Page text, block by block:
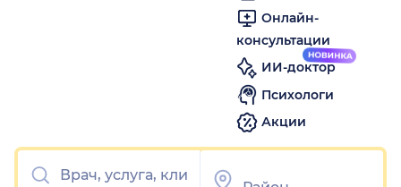
Онлайн-
консультации
ИИ-доктор
Психологи
Акции